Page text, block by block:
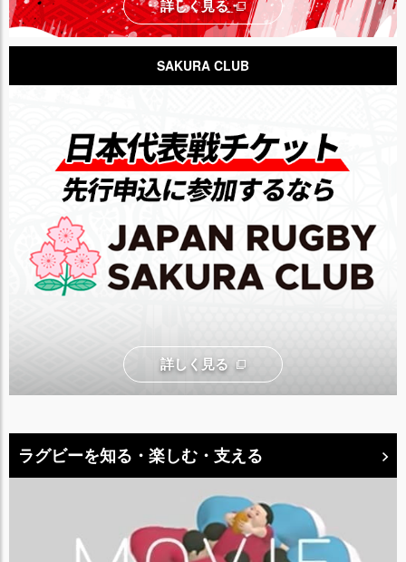
詳しく見る
SAKURA CLUB
詳しく見る
ラグビーを知る・楽しむ・支える